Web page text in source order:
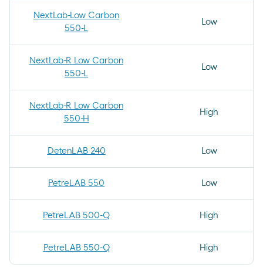
NextLab-Low Carbon
550-L
Low
NextLab-R Low Carbon
550-L
Low
NextLab-R Low Carbon
550-H
High
DetenLAB 240 Low
PetreLAB 550 Low
PetreLAB 500-Q High
PetreLAB 550-Q High